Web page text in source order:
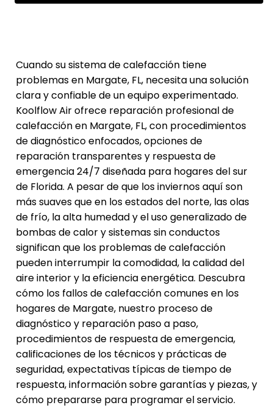
Cuando su sistema de calefacción tiene
problemas en Margate, FL, necesita una solución
clara y confiable de un equipo experimentado.
Koolflow Air ofrece reparación profesional de
calefacción en Margate, FL, con procedimientos
de diagnóstico enfocados, opciones de
reparación transparentes y respuesta de
emergencia 24/7 diseñada para hogares del sur
de Florida. A pesar de que los inviernos aquí son
más suaves que en los estados del norte, las olas
de frío, la alta humedad y el uso generalizado de
bombas de calor y sistemas sin conductos
significan que los problemas de calefacción
pueden interrumpir la comodidad, la calidad del
aire interior y la eficiencia energética. Descubra
cómo los fallos de calefacción comunes en los
hogares de Margate, nuestro proceso de
diagnóstico y reparación paso a paso,
procedimientos de respuesta de emergencia,
calificaciones de los técnicos y prácticas de
seguridad, expectativas típicas de tiempo de
respuesta, información sobre garantías y piezas, y
cómo prepararse para programar el servicio.